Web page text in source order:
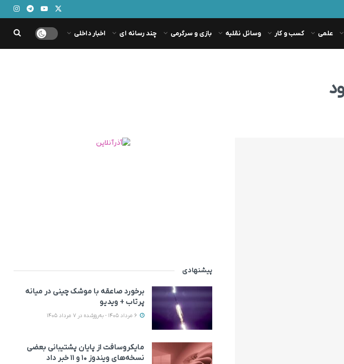
علمی کسب و کار وسائل نقلیه بازی و سرگرمی چند رسانه ای اخبار داخلی
پیشنهادی
برخورد صاعقه با موشک چینی در میانه
پرتاب + ویدیو
مایکروسافت از پایان پشتیبانی بعضی
نسخه‌های ویندوز ۱۰ و ۱۱ خبر داد